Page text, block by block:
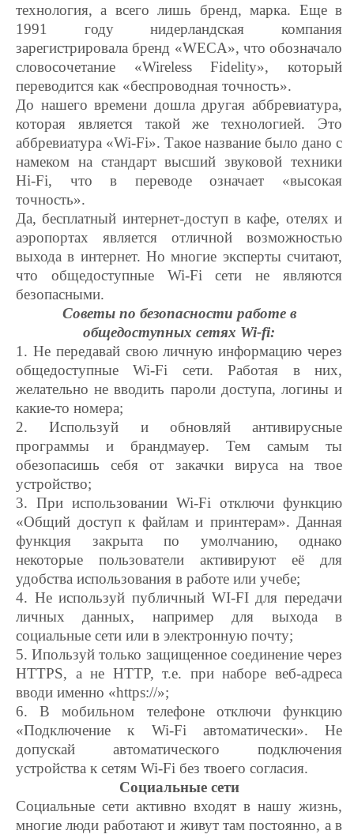
технология, а всего лишь бренд, марка. Еще в
1991 году нидерландская компания
зарегистрировала бренд «WECA», что обозначало
словосочетание «Wireless Fidelity», который
переводится как «беспроводная точность».
До нашего времени дошла другая аббревиатура,
которая является такой же технологией. Это
аббревиатура «Wi-Fi». Такое название было дано с
намеком на стандарт высший звуковой техники
Hi-Fi, что в переводе означает «высокая
точность».
Да, бесплатный интернет-доступ в кафе, отелях и
аэропортах является отличной возможностью
выхода в интернет. Но многие эксперты считают,
что общедоступные Wi-Fi сети не являются
безопасными.
Советы по безопасности работе в
общедоступных сетях Wi-fi:
1. Не передавай свою личную информацию через
общедоступные Wi-Fi сети. Работая в них,
желательно не вводить пароли доступа, логины и
какие-то номера;
2. Используй и обновляй антивирусные
программы и брандмауер. Тем самым ты
обезопасишь себя от закачки вируса на твое
устройство;
3. При использовании Wi-Fi отключи функцию
«Общий доступ к файлам и принтерам». Данная
функция закрыта по умолчанию, однако
некоторые пользователи активируют её для
удобства использования в работе или учебе;
4. Не используй публичный WI-FI для передачи
личных данных, например для выхода в
социальные сети или в электронную почту;
5. Ипользуй только защищенное соединение через
HTTPS, а не HTTP, т.е. при наборе веб-адреса
вводи именно «https://»;
6. В мобильном телефоне отключи функцию
«Подключение к Wi-Fi автоматически». Не
допускай автоматического подключения
устройства к сетям Wi-Fi без твоего согласия.
Социальные сети
Социальные сети активно входят в нашу жизнь,
многие люди работают и живут там постоянно, а в